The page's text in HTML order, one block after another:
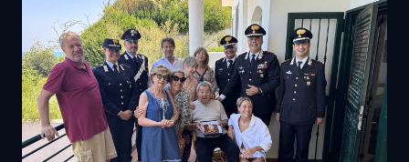
Carabiniere compie 100 anni nel Foggiano,
festa con famiglia e colleghi